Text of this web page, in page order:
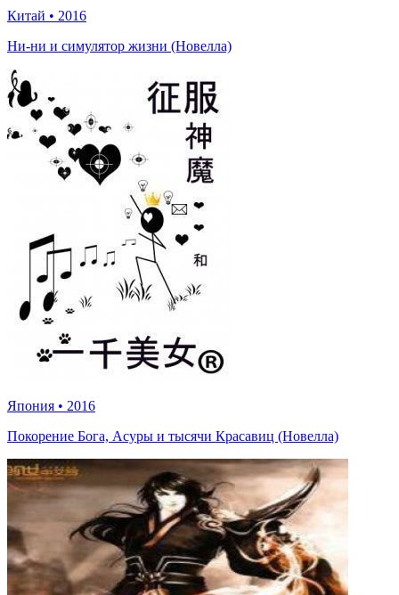
Китай • 2016
Ни-ни и симулятор жизни (Новелла)
Япония • 2016
Покорение Бога, Асуры и тысячи Красавиц (Новелла)